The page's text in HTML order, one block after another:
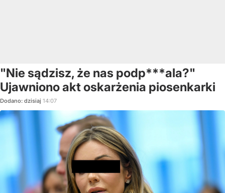
"Nie sądzisz, że nas podp***ala?"
Ujawniono akt oskarżenia piosenkarki
Dodano: dzisiaj 14:07